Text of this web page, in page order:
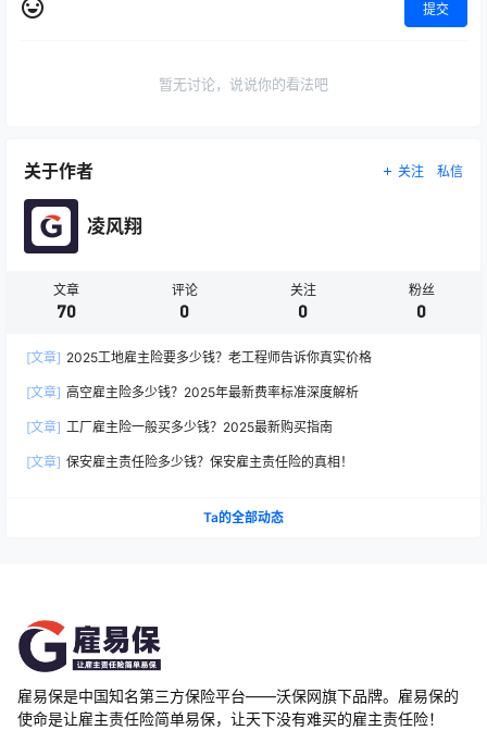
提交
暂无讨论，说说你的看法吧
关于作者 关注 私信
凌风翔
文章
70
评论
0
关注
0
粉丝
0
[文章] 2025工地雇主险要多少钱？老工程师告诉你真实价格
[文章] 高空雇主险多少钱？2025年最新费率标准深度解析
[文章] 工厂雇主险一般买多少钱？2025最新购买指南
[文章] 保安雇主责任险多少钱？保安雇主责任险的真相！
Ta的全部动态
雇易保是中国知名第三方保险平台——沃保网旗下品牌。雇易保的
使命是让雇主责任险简单易保，让天下没有难买的雇主责任险！